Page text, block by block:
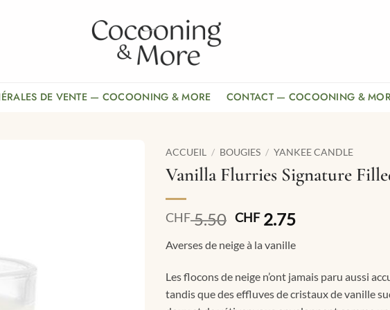
DE VENTE — COCOONING & MORE CONTACT — COCOONING &
ACCUEIL / BOUGIES / YANKEE CANDLE
Vanilla Flurries Signature
CHF5.50 Le
initial
était :
CHF 5.50.
CHF2.75Le
actuel
CHF 2.75.
Averses de neige à la vanille
Les flocons de neige n’ont jamais paru aussi
tandis que des effluves de cristaux de vanille